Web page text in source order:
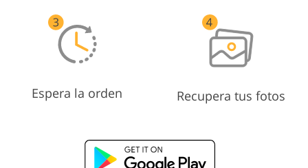
Espera la orden Recupera tus fotos